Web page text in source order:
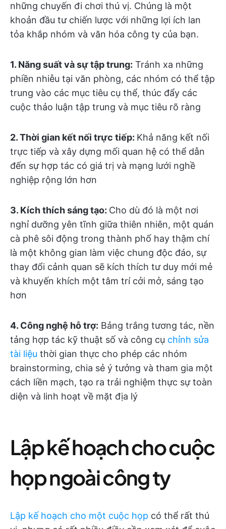
những chuyến đi chơi thú vị. Chúng là một
khoản đầu tư chiến lược với những lợi ích lan
tỏa khắp nhóm và văn hóa công ty của bạn.
1. Năng suất và sự tập trung: Tránh xa những
phiền nhiễu tại văn phòng, các nhóm có thể tập
trung vào các mục tiêu cụ thể, thúc đẩy các
cuộc thảo luận tập trung và mục tiêu rõ ràng
2.Thời gian kết nối trực tiếp: Khả năng kết nối
trực tiếp và xây dựng mối quan hệ có thể dẫn
đến sự hợp tác có giá trị và mạng lưới nghề
nghiệp rộng lớn hơn
3. Kích thích sáng tạo: Cho dù đó là một nơi
nghỉ dưỡng yên tĩnh giữa thiên nhiên, một quán
cà phê sôi động trong thành phố hay thậm chí
là một không gian làm việc chung độc đáo, sự
thay đổi cảnh quan sẽ kích thích tư duy mới mẻ
và khuyến khích một tâm trí cởi mở, sáng tạo
hơn
4. Công nghệ hỗ trợ: Bảng trắng tương tác, nền
tảng hợp tác kỹ thuật số và công cụ chỉnh sửa
tài liệu thời gian thực cho phép các nhóm
brainstorming, chia sẻ ý tưởng và tham gia một
cách liền mạch, tạo ra trải nghiệm thực sự toàn
diện và linh hoạt về mặt địa lý
Lập kế hoạch cho cuộc
họp ngoài công ty
Lập kế hoạch cho một cuộc họp có thể rất thú